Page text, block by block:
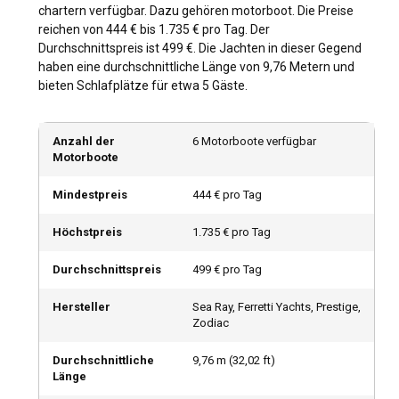
Aufgrund der enormen Größe des Indischen Ozeans
können die Wetterverhältnisse stark variieren. Im
Allgemeinen ist die beste Zeit, ein Motorboot im Indischen
Ozean zu chartern, die Trockenzeit von November bis April.
In dieser Zeit finden auch viele regionale Veranstaltungen
und Festivals wie der Seychellen-Karneval statt.
Wie sind die Wetter- und Segelbedingungen im
Indischen Ozean?
Im Indischen Ozean herrscht tropisches Klima mit
vorhersehbar, und obwohl auf dem Meer Monsune
sicheres Segeln. Die abwechslungsreiche
und Abenteuersegeln im Indischen Ozean.
Wie kann man die Geschichte und Kultur des
Indischen Ozeans erkunden?
chartern verfügbar. Dazu gehören motorboot. Die Preise
reichen von 444 € bis 1.735 € pro Tag. Der
Durchschnittspreis ist 499 €. Die Jachten in dieser Gegend
haben eine durchschnittliche Länge von 9,76 Metern und
bieten Schlafplätze für etwa 5 Gäste.
Anzahl der
Motorboote
6 Motorboote verfügbar
Mindestpreis 444 € pro Tag
Höchstpreis 1.735 € pro Tag
Durchschnittspreis 499 € pro Tag
Hersteller
Sea Ray, Ferretti Yachts, Prestige,
Zodiac
Durchschnittliche
Länge
9,76 m (32,02 ft)